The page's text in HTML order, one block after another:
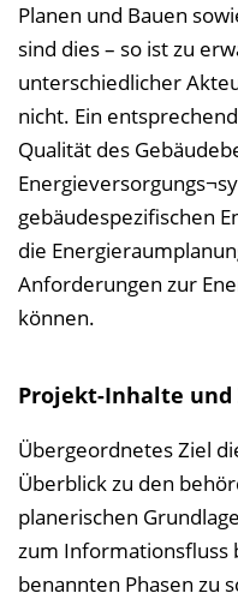
Planen und Bauen
sind dies – so ist zu
unterschiedlicher
nicht. Ein
Qualität des
gebäudespezifischen
die
Anforderungen zur
können.
Projekt-Inhalte und
Übergeordnetes Ziel
Überblick zu den
planerischen
zum Informationsfluss
benannten Phasen zu